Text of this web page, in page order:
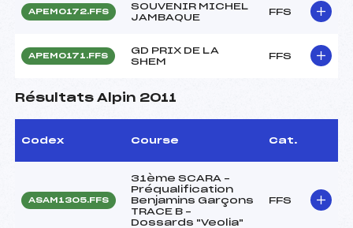
APEM0172.FFS
SOUVENIR MICHEL
JAMBAQUE
FFS
APEM0171.FFS
GD PRIX DE LA
SHEM
FFS
Résultats Alpin 2011
Codex Course Cat.
ASAM1305.FFS
31ème SCARA –
Préqualification
Benjamins Garçons
TRACE B –
Dossards "Veolia"
FFS